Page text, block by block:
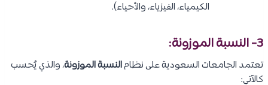
الكيمياء، الفيزياء، والأحياء).
3- النسبة الموزونة:
تعتمد الجامعات السعودية على نظامالنسبة الموزونة، والذي يُحسب
كالآتي: